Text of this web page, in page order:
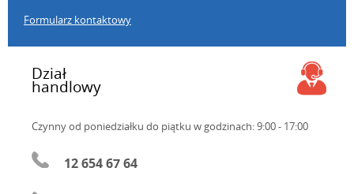
Formularz kontaktowy
Dział
handlowy
Czynny od poniedziałku do piątku w godzinach: 9:00 - 17:00
12 654 67 64